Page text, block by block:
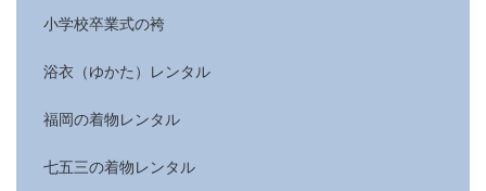
小学校卒業式の袴
浴衣（ゆかた）レンタル
福岡の着物レンタル
七五三の着物レンタル